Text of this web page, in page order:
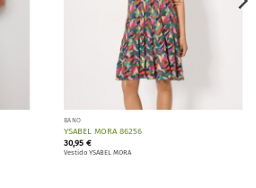
BAÑO
YSABEL MORA 86256
30,95 €
Vestido YSABEL MORA